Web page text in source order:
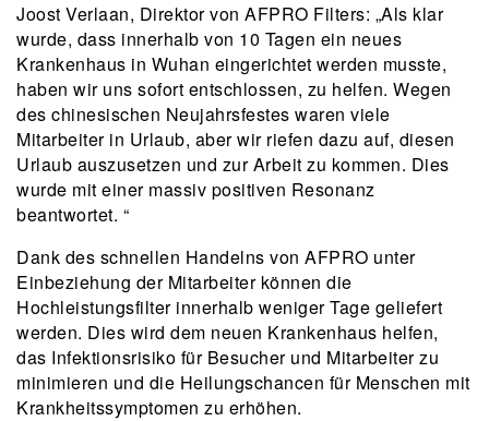
Joost Verlaan, Direktor von AFPRO Filters: „Als klar
wurde, dass innerhalb von 10 Tagen ein neues
Krankenhaus in Wuhan eingerichtet werden musste,
haben wir uns sofort entschlossen, zu helfen. Wegen
des chinesischen Neujahrsfestes waren viele
Mitarbeiter in Urlaub, aber wir riefen dazu auf, diesen
Urlaub auszusetzen und zur Arbeit zu kommen. Dies
wurde mit einer massiv positiven Resonanz
beantwortet. “
Dank des schnellen Handelns von AFPRO unter
Einbeziehung der Mitarbeiter können die
Hochleistungsfilter innerhalb weniger Tage geliefert
werden. Dies wird dem neuen Krankenhaus helfen,
das Infektionsrisiko für Besucher und Mitarbeiter zu
minimieren und die Heilungschancen für Menschen mit
Krankheitssymptomen zu erhöhen.